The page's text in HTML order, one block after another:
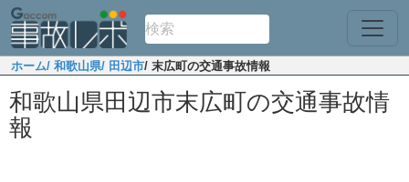
ホーム/ 和歌山県/ 田辺市/ 末広町の交通事故情報
和歌山県田辺市末広町の交通事故情
報